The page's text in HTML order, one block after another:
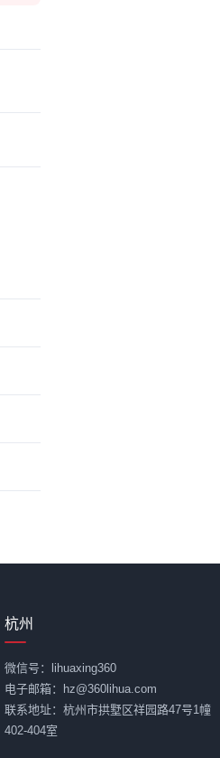
杭州
微信号：lihuaxing360
电子邮箱：hz@360lihua.com
联系地址：杭州市拱墅区祥园路47号1幢
402-404室